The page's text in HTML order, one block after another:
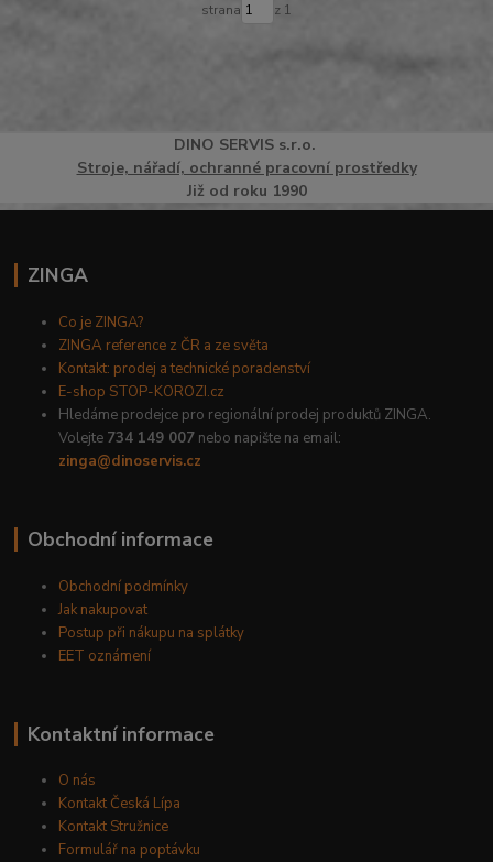
strana z 1
DINO SERVISs.r.o.
Stroje, nářadí, ochranné pracovní prostředky
Již od roku 1990
ZINGA
Co je ZINGA?
ZINGA reference z ČR a ze světa
Kontakt: prodej a technické poradenství
E-shop STOP-KOROZI.cz
Hledáme prodejce pro regionální prodej produktů ZINGA.
Volejte 734 149 007 nebo napište na email:
zinga@dinoservis.cz
Obchodní informace
Obchodní podmínky
Jak nakupovat
Postup při nákupu na splátky
EET oznámení
Kontaktní informace
O nás
Kontakt Česká Lípa
Kontakt Stružnice
Formulář na poptávku